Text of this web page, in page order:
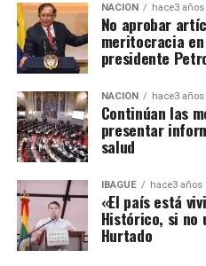
NACIÓN hace3 años
No aprobar
meritocracia
presidente
NACIÓN hace3 años
Continúan las
presentar
salud
IBAGUÉ hace3 años
«El país está
Histórico, si no
Hurtado